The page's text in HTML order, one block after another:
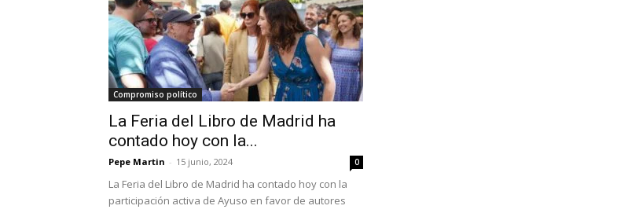
Compromiso político
La Feria del Libro de Madrid ha
contado hoy con la...
Pepe Martin - 15 junio, 2024 0
La Feria del Libro de Madrid ha contado hoy con la
participación activa de Ayuso en favor de autores